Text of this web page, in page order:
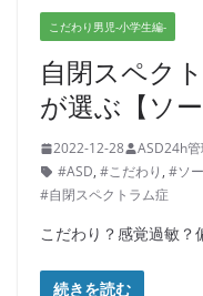
こだわり男児-小学生編-
自閉スペク
が選ぶ【ソー
2022-12-28 ASD24h管
#ASD, #こだわり , #ソ
#自閉スペクトラム症
こだわり？感覚過敏？
続きを読む